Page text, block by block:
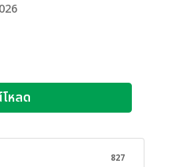
หลด
827